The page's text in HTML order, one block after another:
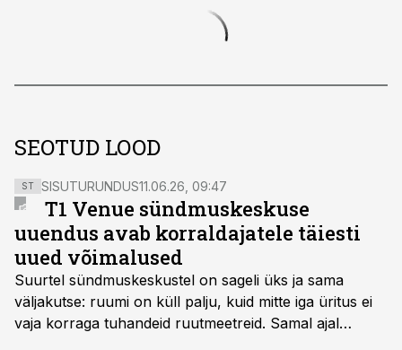
SEOTUD LOOD
ST SISUTURUNDUS11.06.26, 09:47
T1 Venue sündmuskeskuse
uuendus avab korraldajatele täiesti
uued võimalused
Suurtel sündmuskeskustel on sageli üks ja sama
väljakutse: ruumi on küll palju, kuid mitte iga üritus ei
vaja korraga tuhandeid ruutmeetreid. Samal ajal